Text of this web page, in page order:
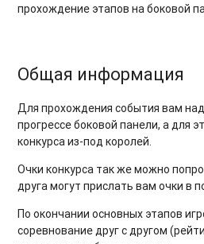
прохождение этапов на боковой
Общая информация
Для прохождения события вам
прогрессе боковой панели, а для
конкурса из-под королей.
Очки конкурса так же можно
друга могут прислать вам очки в
По окончании основных этапов
соревнование друг с другом